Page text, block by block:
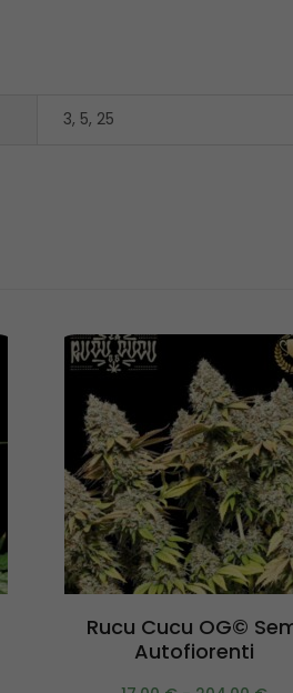
3, 5, 25
Scegli
Rucu Cucu OG©
Autofiorenti